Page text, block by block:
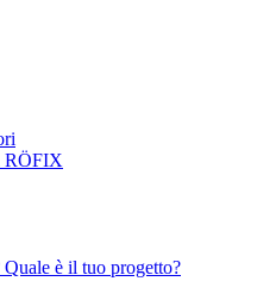
RÖFIX
è il tuo progetto?